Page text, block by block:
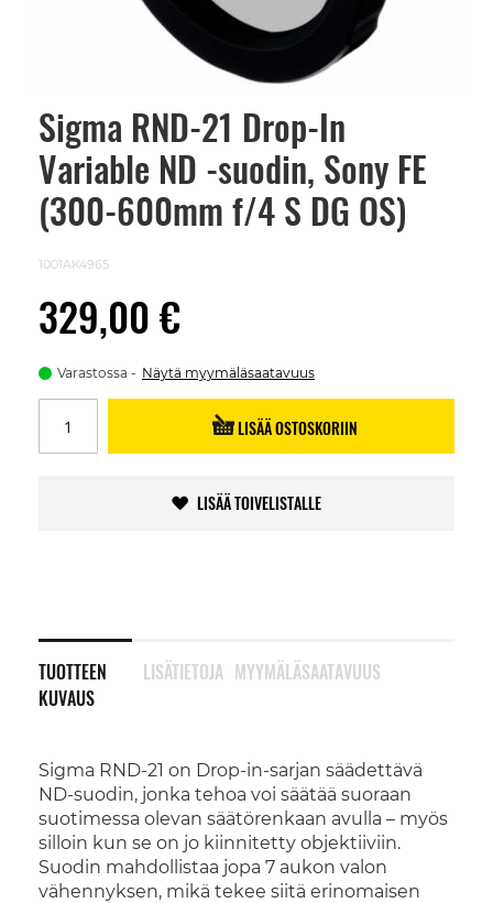
Sigma RND-21 Drop-In
Variable ND -suodin, Sony FE
(300-600mm f/4 S DG OS)
1001AK4965
329,00 €
Varastossa Näytä myymäläsaatavuus
LISÄÄ OSTOSKORIIN
LISÄÄ TOIVELISTALLE
TUOTTEEN
KUVAUS
Sigma RND-21 on Drop-in-sarjan säädettävä
ND-suodin, jonka tehoa voi säätää suoraan
suotimessa olevan säätörenkaan avulla – myös
silloin kun se on jo kiinnitetty objektiiviin.
Suodin mahdollistaa jopa 7 aukon valon
vähennyksen, mikä tekee siitä erinomaisen
LISÄTIETOJA MYYMÄLÄSAATAVUUS
Skip
beginning
images